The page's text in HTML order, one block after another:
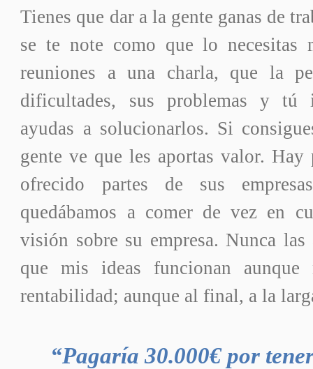
Tienes que dar a la gente ganas de
se te note como que lo necesitas
reuniones a una charla, que la
dificultades, sus problemas y tú
ayudas a solucionarlos. Si
gente ve que les aportas valor. Hay
ofrecido partes de sus
quedábamos a comer de vez en
visión sobre su empresa. Nunca
que mis ideas funcionan
rentabilidad; aunque al final, a la
“Pagaría 30.000€ por